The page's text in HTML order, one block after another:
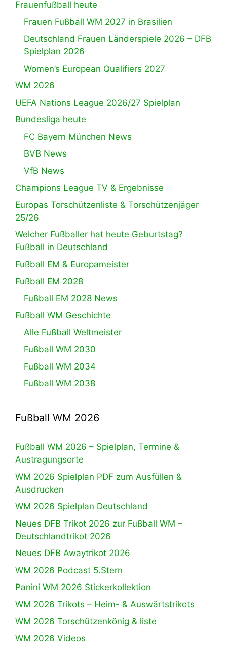
Frauenfußball heute
Frauen Fußball WM 2027 in Brasilien
Deutschland Frauen Länderspiele 2026 – DFB
Spielplan 2026
Women’s European Qualifiers 2027
WM 2026
UEFA Nations League 2026/27 Spielplan
Bundesliga heute
FC Bayern München News
BVB News
VfB News
Champions League TV & Ergebnisse
Europas Torschützenliste & Torschützenjäger
25/26
Welcher Fußballer hat heute Geburtstag?
Fußball in Deutschland
Fußball EM & Europameister
Fußball EM 2028
Fußball EM 2028 News
Fußball WM Geschichte
Alle Fußball Weltmeister
Fußball WM 2030
Fußball WM 2034
Fußball WM 2038
Fußball WM 2026
Fußball WM 2026 – Spielplan, Termine &
Austragungsorte
WM 2026 Spielplan PDF zum Ausfüllen &
Ausdrucken
WM 2026 Spielplan Deutschland
Neues DFB Trikot 2026 zur Fußball WM –
Deutschlandtrikot 2026
Neues DFB Awaytrikot 2026
WM 2026 Podcast 5.Stern
Panini WM 2026 Stickerkollektion
WM 2026 Trikots – Heim- & Auswärtstrikots
WM 2026 Torschützenkönig & liste
WM 2026 Videos